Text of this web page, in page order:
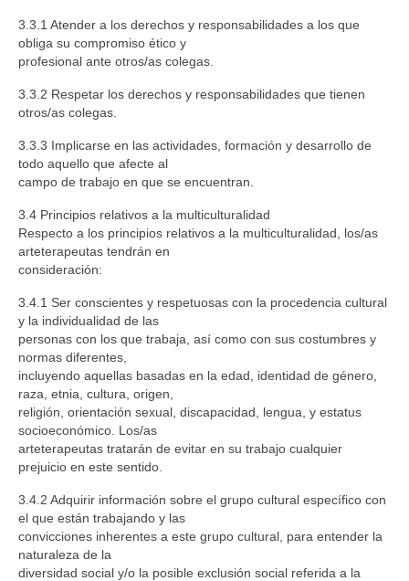
3.3.1 Atender a los derechos y responsabilidades a los que
obliga su compromiso ético y
profesional ante otros/as colegas.
3.3.2 Respetar los derechos y responsabilidades que tienen
otros/as colegas.
3.3.3 Implicarse en las actividades, formación y desarrollo de
todo aquello que afecte al
campo de trabajo en que se encuentran.
3.4 Principios relativos a la multiculturalidad
Respecto a los principios relativos a la multiculturalidad, los/as
arteterapeutas tendrán en
consideración:
3.4.1 Ser conscientes y respetuosas con la procedencia cultural
y la individualidad de las
personas con los que trabaja, así como con sus costumbres y
normas diferentes,
incluyendo aquellas basadas en la edad, identidad de género,
raza, etnia, cultura, origen,
religión, orientación sexual, discapacidad, lengua, y estatus
socioeconómico. Los/as
arteterapeutas tratarán de evitar en su trabajo cualquier
prejuicio en este sentido.
3.4.2 Adquirir información sobre el grupo cultural específico con
el que están trabajando y las
convicciones inherentes a este grupo cultural, para entender la
naturaleza de la
diversidad social y/o la posible exclusión social referida a la